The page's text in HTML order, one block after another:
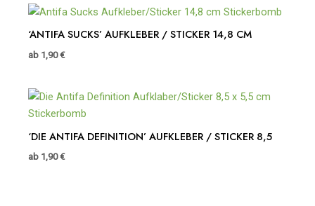
‘ANTIFA SUCKS’ AUFKLEBER / STICKER 14,8 CM
ab 1,90€
‘DIE ANTIFA DEFINITION’ AUFKLEBER / STICKER 8,5
ab 1,90€